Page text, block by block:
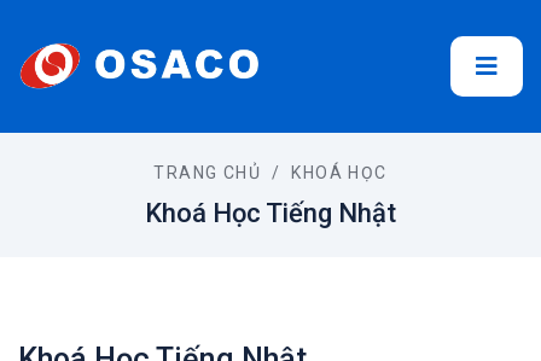
TRANG CHỦ / KHOÁ HỌC
Khoá Học Tiếng Nhật